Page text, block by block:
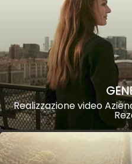
Realizzazione video